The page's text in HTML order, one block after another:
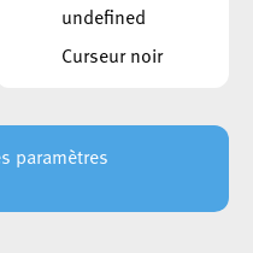
undefined
Curseur noir
paramètres